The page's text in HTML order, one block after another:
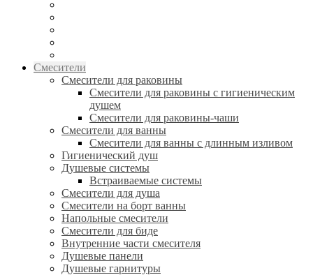
Смесители
Смесители для раковины
Смесители для раковины с гигиеническим
душем
Смесители для раковины-чаши
Смесители для ванны
Смесители для ванны с длинным изливом
Гигиенический душ
Душевые системы
Встраиваемые системы
Смесители для душа
Смесители на борт ванны
Напольные смесители
Смесители для биде
Внутренние части смесителя
Душевые панели
Душевые гарнитуры